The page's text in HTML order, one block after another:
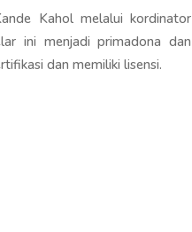
Kahol melalui kordinator
ini menjadi primadona dan
dan memiliki lisensi.